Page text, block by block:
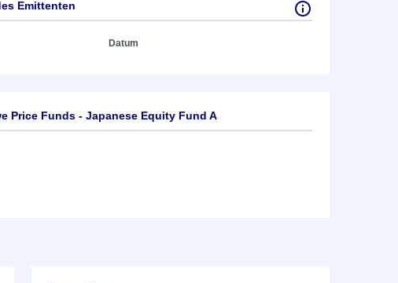
Emittenten
Datum
Price Funds - Japanese Equity Fund A